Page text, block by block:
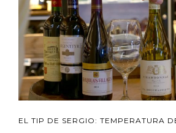
EL TIP DE SERGIO: TEMPERATURA